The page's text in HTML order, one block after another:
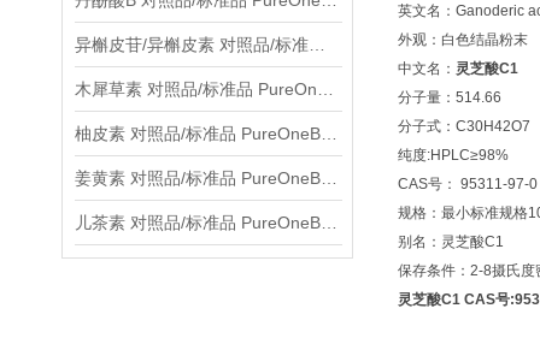
英文名：Ganoderic
外观：白色结晶粉末
中文名： 灵芝酸C1
分子量：514.66
分子式：C30H42O7
纯度:HPLC≥98%
CAS号： 95311-97-0
规格：最小标准规格
别名：灵芝酸C1
保存条件：2-8摄氏度
灵芝酸C1 CAS号